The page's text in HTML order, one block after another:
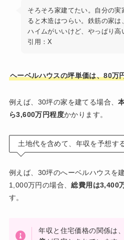
そろそろ家建てたい。自分の実
ると木造はつらい。鉄筋の家
ハイムがいいけど、やっぱり高
引用：X
ヘーベルハウスの坪単価は、80万
例えば、30坪の家を建てる場合、
ら3,600万円程度かかります。
土地代を含めて、年収を予想す
例えば、30坪のへーベルハウスを
1,000万円の場合、総費用は3,400
す。
年収と住宅価格の関係は